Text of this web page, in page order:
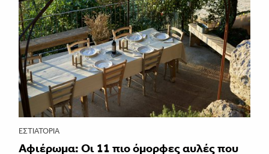
ΕΣΤΙΑΤΌΡΙΑ
Αφιέρωμα: Οι 11 πιο όμορφες αυλές που